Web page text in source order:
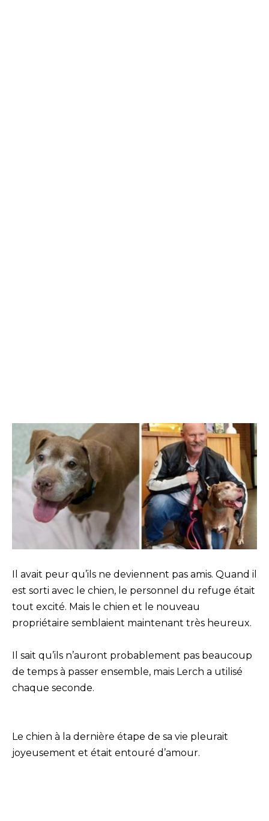
Il avait peur qu’ils ne deviennent pas amis. Quand il
est sorti avec le chien, le personnel du refuge était
tout excité. Mais le chien et le nouveau
propriétaire semblaient maintenant très heureux.
Il sait qu’ils n’auront probablement pas beaucoup
de temps à passer ensemble, mais Lerch a utilisé
chaque seconde.
Le chien à la dernière étape de sa vie pleurait
joyeusement et était entouré d’amour.